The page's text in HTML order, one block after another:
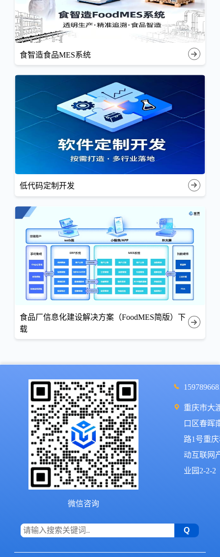
食智造食品MES系统
低代码定制开发
食品厂信息化建设解决方案（FoodMES简版）下
载
微信咨询
重庆市大
口区春晖
路1号重
动互联网
业园2-2-2